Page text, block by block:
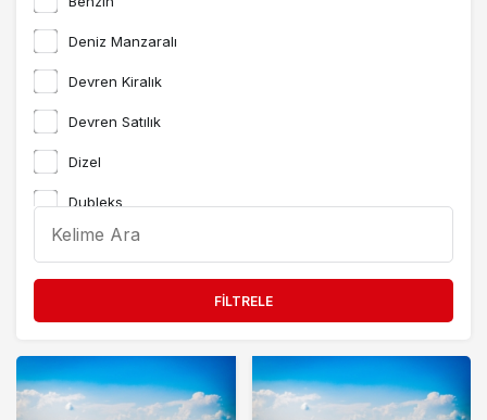
Deniz Manzaralı
Devren Kiralık
Devren Satılık
Dizel
Dubleks
etiket
etiket2
Hasarlı
Kiralık
Manuel Vites
FILTRELE